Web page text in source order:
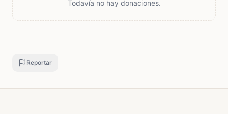
Todavía no hay donaciones.
Reportar